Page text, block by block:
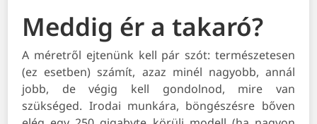
Meddig ér a takaró?
A méretről ejtenünk kell pár szót: természetesen
(ez esetben) számít, azaz minél nagyobb, annál
jobb, de végig kell gondolnod, mire van
szükséged. Irodai munkára, böngészésre bőven